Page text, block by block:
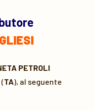
PETROLI
(TA), al seguente